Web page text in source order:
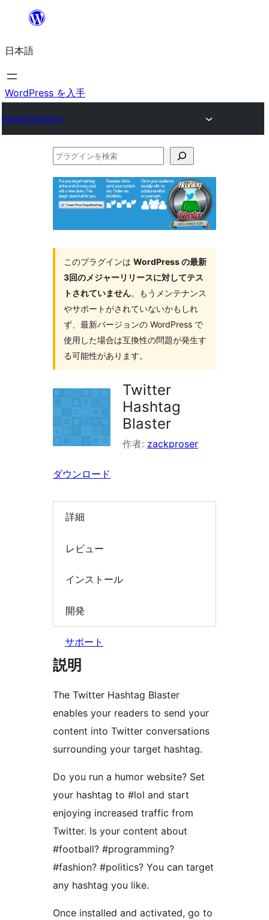
を
ス
キ
プ
日本語
WordPress を入手
Plugin Directory
プ
グ
イ
ン
を
このプラグインは WordPress の最新
3回のメジャーリリースに対してテス
トされていません。もうメンテナンス
やサポートがされていないかもしれ
ず、最新バージョンの WordPress で
使用した場合は互換性の問題が発生す
る可能性があります。
Twitter
Hashtag
Blaster
作者: zackproser
ダウンロード
詳細
レビュー
インストール
開発
サポート
説明
The Twitter Hashtag Blaster
enables your readers to send your
content into Twitter conversations
surrounding your target hashtag.
Do you run a humor website? Set
your hashtag to #lol and start
enjoying increased traffic from
Twitter. Is your content about
#football? #programming?
#fashion? #politics? You can target
any hashtag you like.
Once installed and activated, go to